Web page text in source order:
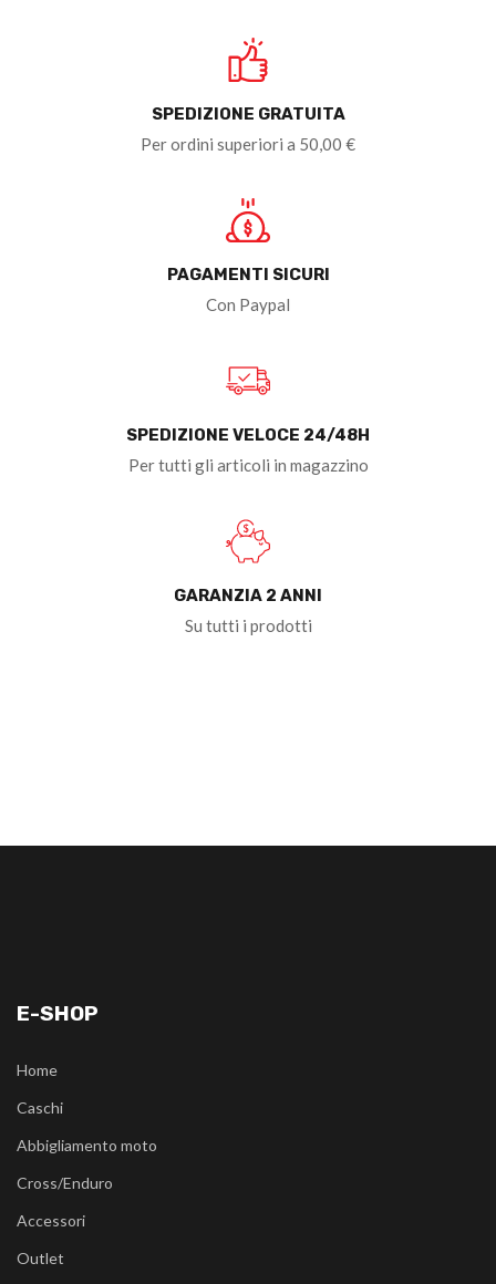
SPEDIZIONE GRATUITA
Per ordini superiori a 50,00 €
PAGAMENTI SICURI
Con Paypal
SPEDIZIONE VELOCE 24/48H
Per tutti gli articoli in magazzino
GARANZIA 2 ANNI
Su tutti i prodotti
E-SHOP
Home
Caschi
Abbigliamento moto
Cross/Enduro
Accessori
Outlet